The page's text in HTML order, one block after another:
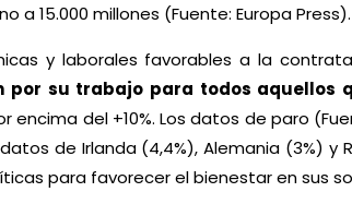
a 15.000 millones (Fuente: Europa Press).
y laborales favorables a la
su trabajo para todos aquellos
del +10%. Los datos de paro
datos de Irlanda (4,4%), Alemania (3%) y
para favorecer el bienestar en sus